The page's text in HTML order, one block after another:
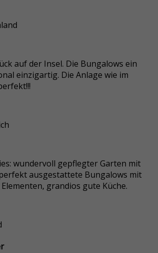
auf der Insel. Die Bungalows ein
einzigartig. Die Anlage wie im
wundervoll gepflegter Garten mit
ausgestattete Bungalows mit
grandios gute Küche.